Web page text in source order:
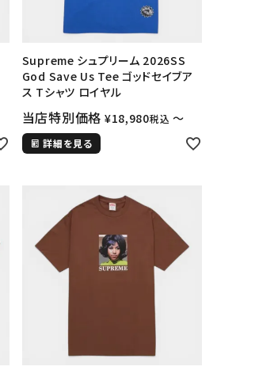
Supreme シュプリーム 2026SS
God Save Us Tee ゴッドセイブア
ス Tシャツ ロイヤル
当店特別価格 ¥18,980税込 〜
詳細を見る